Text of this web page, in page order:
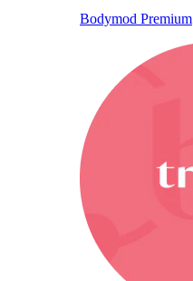
Bodymod Premium